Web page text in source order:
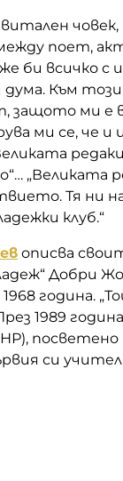
човек,
поет,
би всичко с
Към този
защото ми е
ми се, че и
„Великата
Тя ни
клуб.“
описва
Добри
година.
1989
посветено
си учител